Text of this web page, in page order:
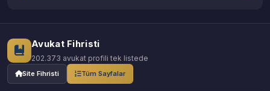
Avukat Fihristi
202.373 avukat profili tek listede
Site Fihristi Tüm Sayfalar